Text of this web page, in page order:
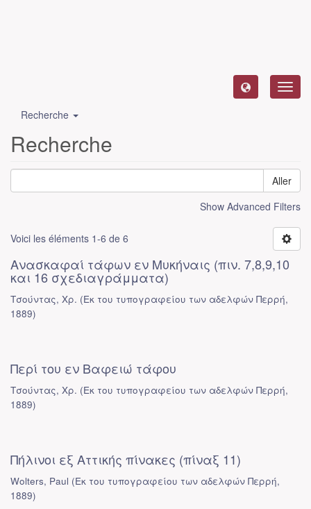
Recherche
Recherche
Aller
Show Advanced Filters
Voici les éléments 1-6 de 6
Ανασκαφαί τάφων εν Μυκήναις (πιν. 7,8,9,10
και 16 σχεδιαγράμματα)
Τσούντας, Χρ. (Εκ του τυπογραφείου των αδελφών Περρή,
1889)
Περί του εν Βαφειώ τάφου
Τσούντας, Χρ. (Εκ του τυπογραφείου των αδελφών Περρή,
1889)
Πήλινοι εξ Αττικής πίνακες (πίναξ 11)
Wolters, Paul (Εκ του τυπογραφείου των αδελφών Περρή,
1889)